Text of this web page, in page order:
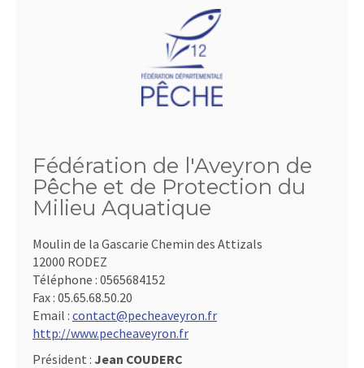
Fédération de l'Aveyron de
Pêche et de Protection du
Milieu Aquatique
Moulin de la Gascarie Chemin des Attizals
12000 RODEZ
Téléphone : 0565684152
Fax : 05.65.68.50.20
Email : contact@pecheaveyron.fr
http://www.pecheaveyron.fr
Président : Jean COUDERC